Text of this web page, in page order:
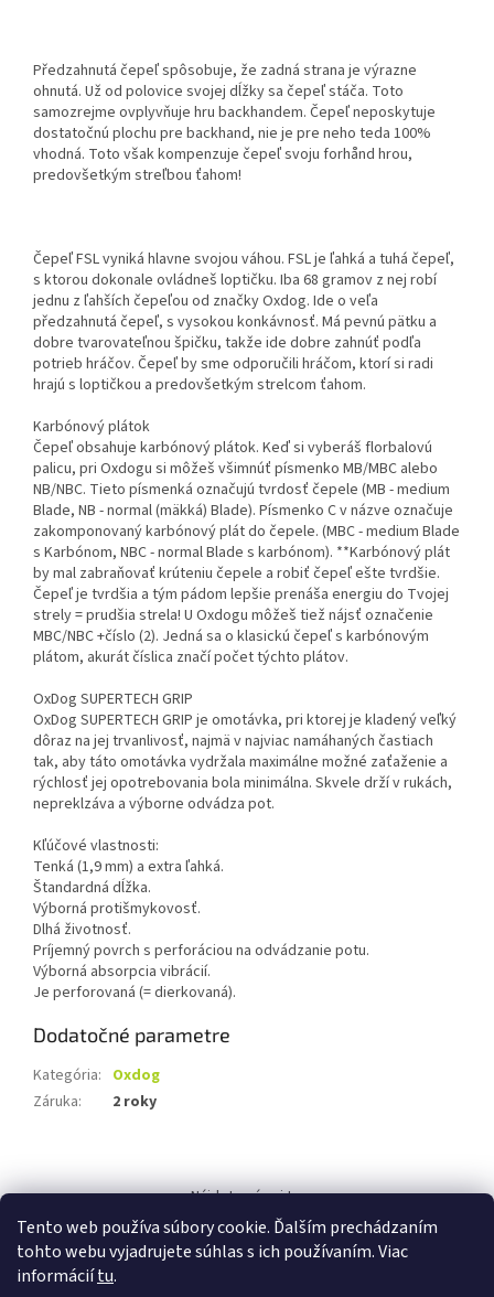
Tento web používa súbory cookie. Ďalším prechádzaním
tohto webu vyjadrujete súhlas s ich používaním. Viac
informáciítu.
Předzahnutá čepeľ spôsobuje, že zadná strana je výrazne
ohnutá. Už od polovice svojej dĺžky sa čepeľ stáča. Toto
samozrejme ovplyvňuje hru backhandem. Čepeľ neposkytuje
dostatočnú plochu pre backhand, nie je pre neho teda 100%
vhodná. Toto však kompenzuje čepeľ svoju forhånd hrou,
predovšetkým streľbou ťahom!
Čepeľ FSL vyniká hlavne svojou váhou. FSL je ľahká a tuhá čepeľ,
s ktorou dokonale ovládneš loptičku. Iba 68 gramov z nej robí
jednu z ľahších čepeľou od značky Oxdog. Ide o veľa
předzahnutá čepeľ, s vysokou konkávnosť. Má pevnú pätku a
dobre tvarovateľnou špičku, takže ide dobre zahnúť podľa
potrieb hráčov. Čepeľ by sme odporučili hráčom, ktorí si radi
hrajú s loptičkou a predovšetkým strelcom ťahom.
Karbónový plátok
Čepeľ obsahuje karbónový plátok. Keď si vyberáš florbalovú
palicu, pri Oxdogu si môžeš všimnúť písmenko MB/MBC alebo
NB/NBC. Tieto písmenká označujú tvrdosť čepele (MB - medium
Blade, NB - normal (mäkká) Blade). Písmenko C v názve označuje
zakomponovaný karbónový plát do čepele. (MBC - medium Blade
s Karbónom, NBC - normal Blade s karbónom). **Karbónový plát
by mal zabraňovať krúteniu čepele a robiť čepeľ ešte tvrdšie.
Čepeľ je tvrdšia a tým pádom lepšie prenáša energiu do Tvojej
strely = prudšia strela! U Oxdogu môžeš tiež nájsť označenie
MBC/NBC +číslo (2). Jedná sa o klasickú čepeľ s karbónovým
plátom, akurát číslica značí počet týchto plátov.
OxDog SUPERTECH GRIP
OxDog SUPERTECH GRIP je omotávka, pri ktorej je kladený veľký
dôraz na jej trvanlivosť, najmä v najviac namáhaných častiach
tak, aby táto omotávka vydržala maximálne možné zaťaženie a
rýchlosť jej opotrebovania bola minimálna. Skvele drží v rukách,
nepreklzáva a výborne odvádza pot.
Kľúčové vlastnosti:
Tenká (1,9 mm) a extra ľahká.
Štandardná dĺžka.
Výborná protišmykovosť.
Dlhá životnosť.
Príjemný povrch s perforáciou na odvádzanie potu.
Výborná absorpcia vibrácií.
Je perforovaná (= dierkovaná).
Dodatočné parametre
Kategória: Oxdog
Záruka: 2 roky
á
Nájdete nás aj tu: